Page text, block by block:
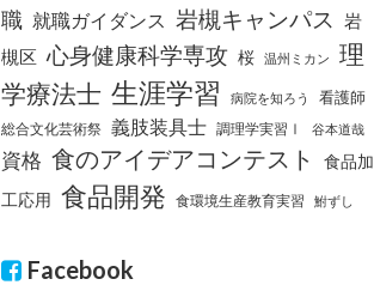
職 就職ガイダンス 岩槻キャンパス
岩
槻区 心身健康科学専攻 桜 温州ミカン
理
学療法士 生涯学習 病院を知ろう 看護師
総合文化芸術祭 義肢装具士 調理学実習Ⅰ 谷本道哉
資格 食のアイデアコンテスト
食品加
工応用 食品開発 食環境生産教育実習 鮒ずし
Facebook